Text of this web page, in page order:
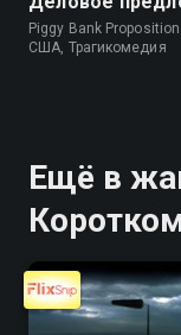
Piggy Bank Proposition
США, Трагикомедия
Ещё в